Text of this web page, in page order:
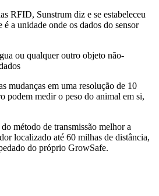
RFID, Sunstrum diz e se estabeleceu
a unidade onde os dados do sensor
ou qualquer outro objeto não-
mudanças em uma resolução de 10
podem medir o peso do animal em si,
método de transmissão melhor a
localizado até 60 milhas de distância,
do próprio GrowSafe.